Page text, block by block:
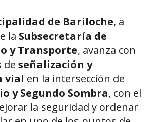
de Bariloche, a
la Subsecretaría de
y Transporte, avanza con
de señalización y
vial en la intersección de
y Segundo Sombra, con el
la seguridad y ordenar